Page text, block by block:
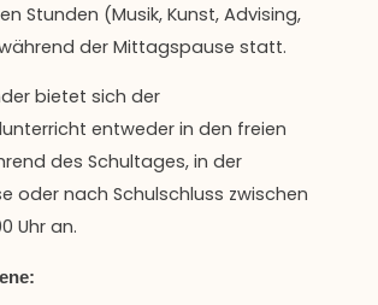
Stunden (Musik, Kunst, Advising,
der Mittagspause statt.
bietet sich der
entweder in den freien
des Schultages, in der
oder nach Schulschluss zwischen
Uhr an.